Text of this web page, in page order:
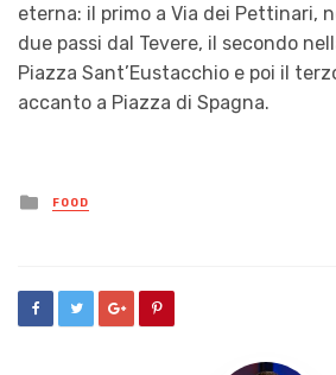
eterna: il primo a Via dei Pettinari,
due passi dal Tevere, il secondo
Piazza Sant’Eustacchio e poi il
accanto a Piazza di Spagna.
Posted
in
FOOD